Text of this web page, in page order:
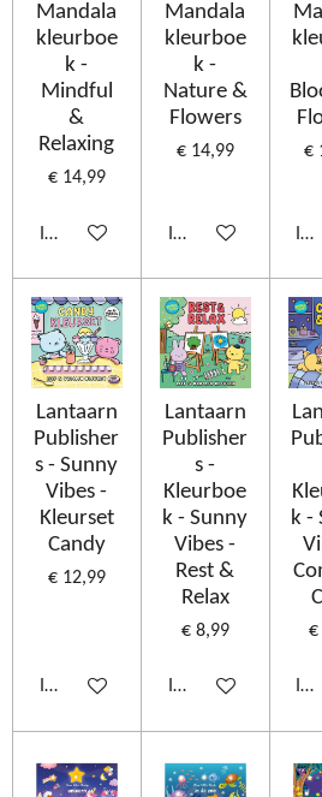
Mandala
kleurboe
k -
Mindful
&
Relaxing
€ 14,99
In winkelwagen
Mandala
kleurboe
k -
Nature &
Flowers
€ 14,99
In winkelwagen
€
In
Lantaarn
Publisher
s - Sunny
Vibes -
Kleurset
Candy
€ 12,99
In winkelwagen
Lantaarn
Publisher
s -
Kleurboe
k - Sunny
Vibes -
Rest &
Relax
€ 8,99
In winkelwagen
k -
€
In